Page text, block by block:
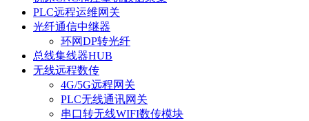
PLC远程运维网关
光纤通信中继器
环网DP转光纤
总线集线器HUB
无线远程数传
4G/5G远程网关
PLC无线通讯网关
串口转无线WIFI数传模块